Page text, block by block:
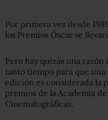
Por primera vez desde
los Premios Óscar se
Pero hay quizás una razón
tanto tiempo para que
edición es considerada la
premios de la Academia
Cinematográficas.